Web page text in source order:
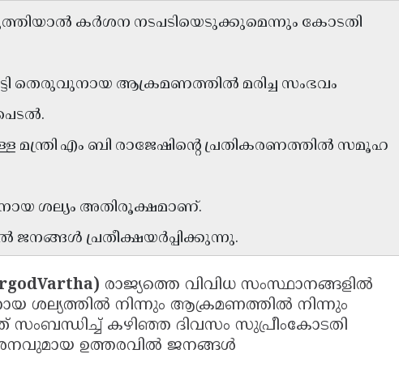
കർശന നടപടിയെടുക്കുമെന്നും കോടതി
തെരുവുനായ ആക്രമണത്തിൽ മരിച്ച സംഭവം
മന്ത്രി എം ബി രാജേഷിന്റെ പ്രതികരണത്തിൽ സമൂഹ
ശല്യം അതിരൂക്ഷമാണ്.
ജനങ്ങൾ പ്രതീക്ഷയർപ്പിക്കുന്നു.
രാജ്യത്തെ വിവിധ സംസ്ഥാനങ്ങളിൽ
ശല്യത്തിൽ നിന്നും ആക്രമണത്തിൽ നിന്നും
കഴിഞ്ഞ ദിവസം സുപ്രീംകോടതി
ഉത്തരവിൽ ജനങ്ങൾ